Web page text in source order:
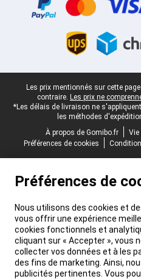
Pied-de-page légal
Les prix mentionnés sur cette
contraire. Les prix ne
*Les délais de livraison ne
les méthodes
À propos de Gomibo.fr
Vie
Préférences de cookies
Préférences de
Nous utilisons des cookies et
vous offrir une expérience
cookies fonctionnels et
cliquant sur « Accepter », vous
collecter vos données et à les
des fins de marketing. Ainsi,
publicités pertinentes. Vous